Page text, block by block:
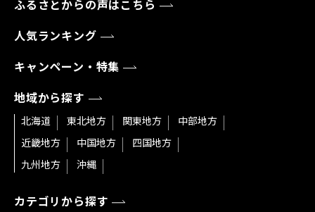
ふるさとからの声はこちら
人気ランキング
キャンペーン・特集
地域から探す
北海道 東北地方 関東地方
中部地方
近畿地方
中国地方
四国地方
九州地方
沖縄
カテゴリから探す